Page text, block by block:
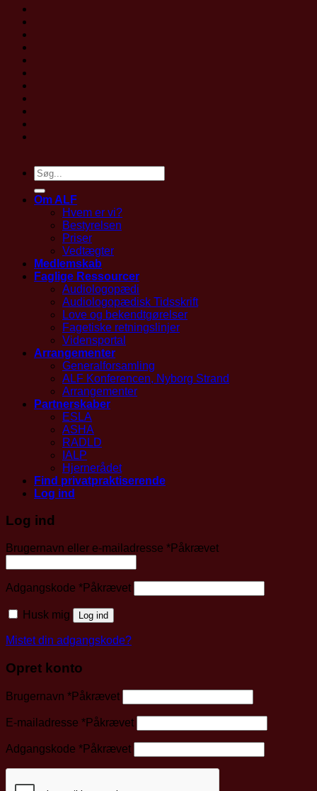
Om ALF
Hvem er vi?
Bestyrelsen
Priser
Vedtægter
Medlemskab
Faglige Ressourcer
Audiologopædi
Audiologopædisk Tidsskrift
Love og bekendtgørelser
Fagetiske retningslinjer
Vidensportal
Arrangementer
Generalforsamling
ALF Konferencen, Nyborg Strand
Arrangementer
Partnerskaber
ESLA
ASHA
RADLD
IALP
Hjernerådet
Find privatpraktiserende
Log ind
Log ind
Brugernavn eller e-mailadresse *Påkrævet
Adgangskode *Påkrævet
Husk mig Log ind
Mistet din adgangskode?
Opret konto
Brugernavn *Påkrævet
E-mailadresse *Påkrævet
Adgangskode *Påkrævet